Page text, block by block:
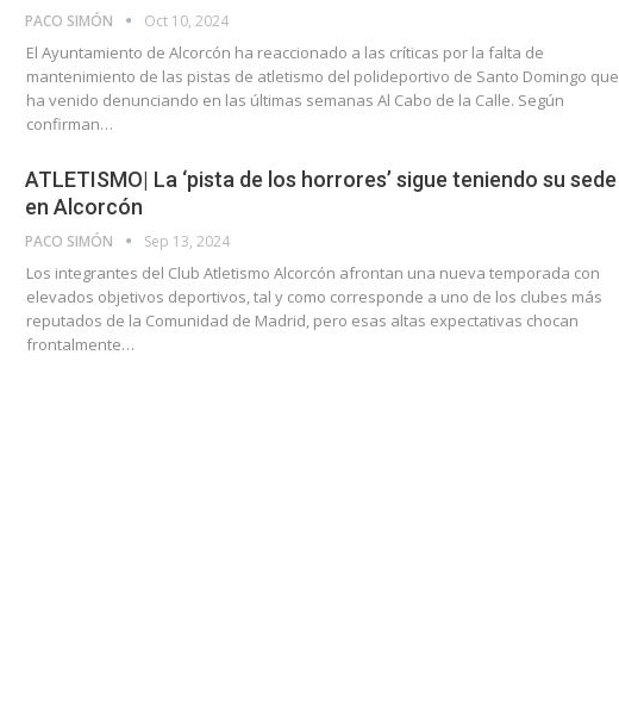
PACO SIMÓN Oct 10, 2024
El Ayuntamiento de Alcorcón ha reaccionado a las críticas por la falta de
mantenimiento de las pistas de atletismo del polideportivo de Santo Domingo que
ha venido denunciando en las últimas semanas Al Cabo de la Calle. Según
confirman…
ATLETISMO| La ‘pista de los horrores’ sigue teniendo su sede
en Alcorcón
PACO SIMÓN Sep 13, 2024
Los integrantes del Club Atletismo Alcorcón afrontan una nueva temporada con
elevados objetivos deportivos, tal y como corresponde a uno de los clubes más
reputados de la Comunidad de Madrid, pero esas altas expectativas chocan
frontalmente…